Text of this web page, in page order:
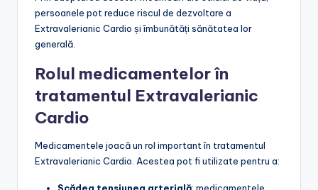
persoanele pot reduce riscul de dezvoltare a
Extravalerianic Cardio și îmbunătăți sănătatea lor
generală.
Rolul medicamentelor în
tratamentul Extravalerianic
Cardio
Medicamentele joacă un rol important în tratamentul
Extravalerianic Cardio. Acestea pot fi utilizate pentru a: